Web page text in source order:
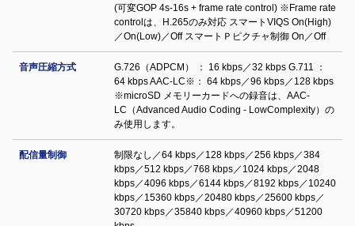
(可変GOP 4s-16s + frame rate control) ※Frame rate
controlは、H.265のみ対応 スマートVIQS On(High)
／On(Low)／Off スマートＰピクチャ制御 On／Off
音声圧縮方式
G.726（ADPCM） ： 16 kbps／32 kbps G.711 ：
64 kbps AAC-LC※： 64 kbps／96 kbps／128 kbps
※microSD メモリーカードへの録音は、AAC-
LC（Advanced Audio Coding - LowComplexity）の
み使用します。
配信量制御
制限なし／64 kbps／128 kbps／256 kbps／384
kbps／512 kbps／768 kbps／1024 kbps／2048
kbps／4096 kbps／6144 kbps／8192 kbps／10240
kbps／15360 kbps／20480 kbps／25600 kbps／
30720 kbps／35840 kbps／40960 kbps／51200